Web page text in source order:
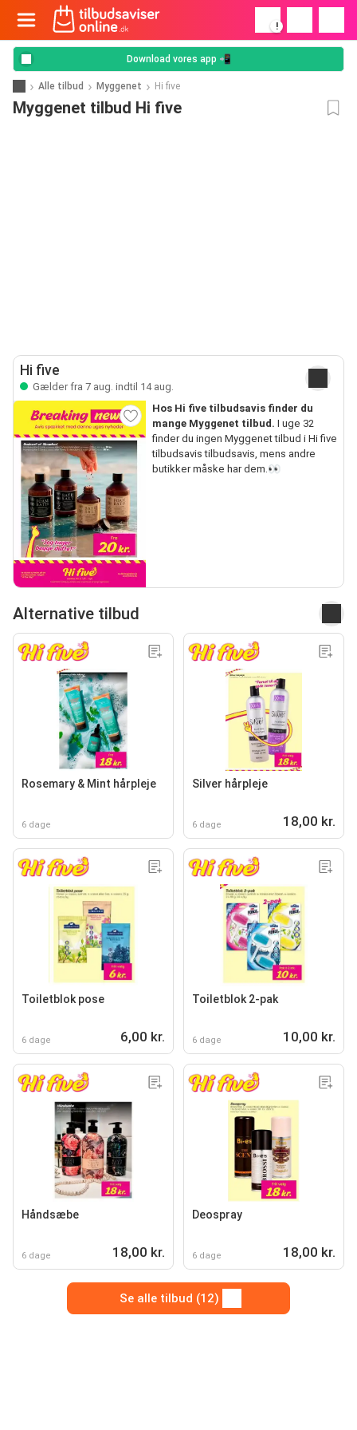
!
Download vores app 📲
Alle tilbud Myggenet Hi five
Myggenet tilbud Hi five
Hi five
Gælder fra 7 aug. indtil 14 aug.
Hos Hi five tilbudsavis finder du
mange Myggenet tilbud. I uge 32
finder du ingen Myggenet tilbud i Hi five
tilbudsavis tilbudsavis, mens andre
butikker måske har dem.👀
Alternative tilbud
Rosemary & Mint hårpleje
6 dage
Silver hårpleje
6 dage 18,00 kr.
Toiletblok pose
6 dage 6,00 kr.
Toiletblok 2-pak
6 dage 10,00 kr.
Håndsæbe
6 dage 18,00 kr.
Deospray
6 dage 18,00 kr.
Se alle tilbud (12)